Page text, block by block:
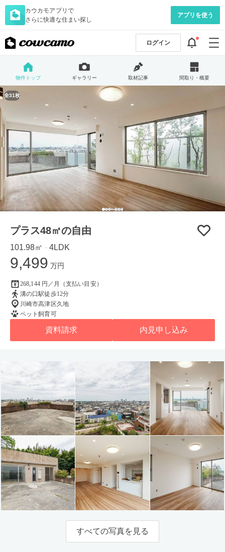
カウカモアプリで
さらに快適な住まい探し
アプリを使う
ログイン
物件トップ ギャラリー 取材記事 間取り・概要
全31枚
プラス48㎡の自由
101.98㎡ ・ 4LDK
9,499 万円
268,144 円／月（支払い目安）
溝の口駅徒歩12分
川崎市高津区久地
ペット飼育可
資料請求 内見申し込み
すべての写真を見る